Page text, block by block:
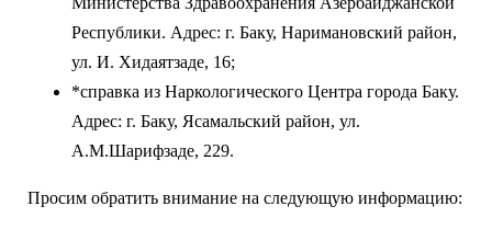
Республики. Адрес: г. Баку, Наримановский район,
ул. И. Хидаятзаде, 16;
*cправка из Наркологического Центра города Баку.
Адрес: г. Баку, Ясамальский район, ул.
А.M.Шарифзаде, 229.
Просим обратить внимание на следующую информацию: